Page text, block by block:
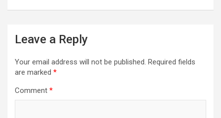
Leave a Reply
Your email address will not be published. Required fields
are marked *
Comment *